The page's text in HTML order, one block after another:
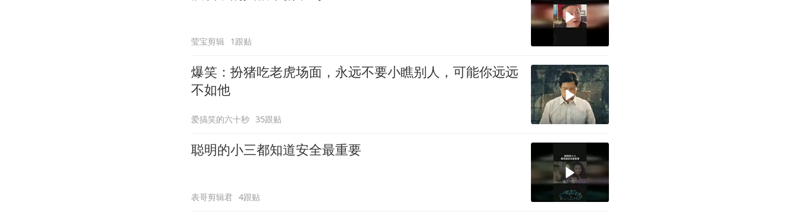
莹宝剪辑 1跟贴
爆笑：扮猪吃老虎场面，永远不要小瞧别人，可能你远远
不如他
爱搞笑的六十秒 35跟贴
聪明的小三都知道安全最重要
表哥剪辑君 4跟贴